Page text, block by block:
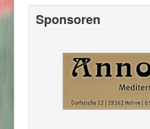
Sponsoren